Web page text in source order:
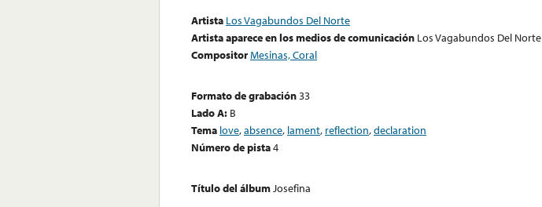
Artista Los Vagabundos Del Norte
Artista aparece en los medios de comunicación Los Vagabundos Del Norte
CompositorMesinas, Coral
Formato de grabación33
Lado A: B
Tema love,absence, lament, reflection,declaration
Número de pista4
Título del álbumJosefina